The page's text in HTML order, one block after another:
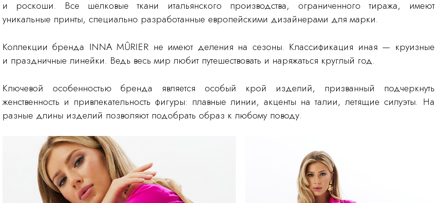
и роскоши. Все шёлковые ткани итальянского производства, ограниченного тиража, имеют
уникальные принты, специально разработанные европейскими дизайнерами для марки.
Коллекции бренда INNA MÛRIER не имеют деления на сезоны. Классификация иная — круизные
и праздничные линейки. Ведь весь мир любит путешествовать и наряжаться круглый год.
Ключевой особенностью бренда является особый крой изделий, призванный подчеркнуть
женственность и привлекательность фигуры: плавные линии, акценты на талии, летящие силуэты. На
разные длины изделий позволяют подобрать образ к любому поводу.